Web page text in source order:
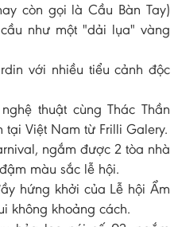
còn gọi là Cầu Bàn Tay)
như một "dải lụa" vàng
với nhiều tiểu cảnh độc
thuật cùng Thác Thần
Việt Nam từ Frilli Galery.
ngắm được 2 tòa nhà
màu sắc lễ hội.
hứng khởi của Lễ hội Ẩm
không khoảng cách.